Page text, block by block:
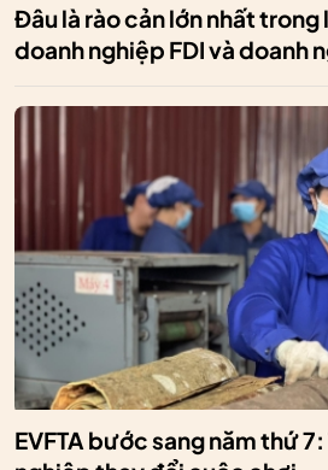
Đâu là rào cản lớn nhất
doanh nghiệp FDI và doanh
EVFTA bước sang năm thứ